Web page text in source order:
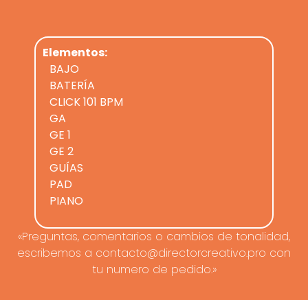
Elementos:
BAJO
BATERÍA
CLICK 101 BPM
GA
GE 1
GE 2
GUÍAS
PAD
PIANO
«Preguntas, comentarios o cambios de tonalidad,
escribemos a contacto@directorcreativo.pro con
tu numero de pedido.»